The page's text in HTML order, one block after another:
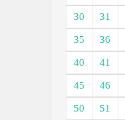
30
31
35
36
40
41
45
46
50
51